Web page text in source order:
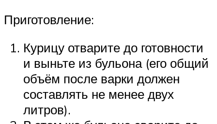
Приготовление:
Курицу отварите до готовности
и выньте из бульона (его общий
объём после варки должен
составлять не менее двух
литров).